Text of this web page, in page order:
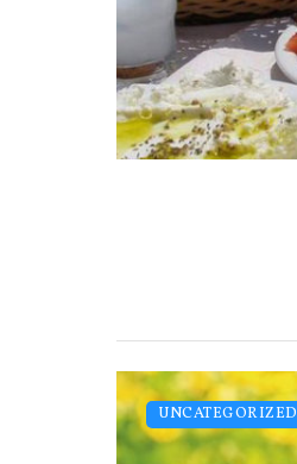
UNCATEGORIZED